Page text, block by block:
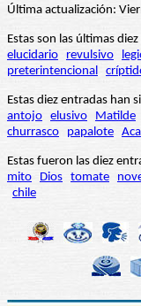
Última actualización:
Estas son las últimas
elucidario
revulsivo
preterintencional
Estas diez entradas han
antojo elusivo Matilde
churrasco
papalote
Estas fueron las diez
mito
Dios tomate
chile